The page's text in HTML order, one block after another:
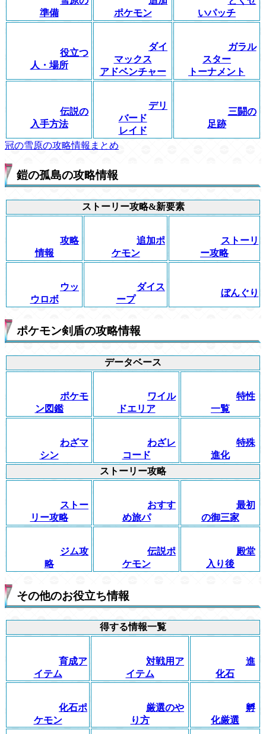
準備
ポケモン
いパッチ
役立つ
人・場所
ダイ
マックス
アドベンチャー
ガラル
スター
トーナメント
伝説の
入手方法
デリ
バード
レイド
三闘の
足跡
冠の雪原の攻略情報まとめ
鎧の孤島の攻略情報
ストーリー攻略&新要素
攻略
情報
追加ポ
ケモン
ストーリ
ー攻略
ウッ
ウロボ
ダイス
ープ
ぼんぐり
ポケモン剣盾の攻略情報
データベース
ポケモ
ン図鑑
ワイル
ドエリア
特性
一覧
わざマ
シン
わざレ
コード
特殊
進化
ストーリー攻略
ストー
リー攻略
おすす
め旅パ
最初
の御三家
ジム攻
略
伝説ポ
ケモン
殿堂
入り後
その他のお役立ち情報
得する情報一覧
育成ア
イテム
対戦用ア
イテム
進
化石
化石ポ
ケモン
厳選のや
り方
孵
化厳選